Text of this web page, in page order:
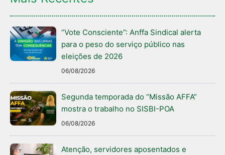
“Vote Consciente”: Anffa Sindical alerta
para o peso do serviço público nas
eleições de 2026
06/08/2026
Segunda temporada do “Missão AFFA”
mostra o trabalho no SISBI-POA
06/08/2026
Atenção, servidores aposentados e